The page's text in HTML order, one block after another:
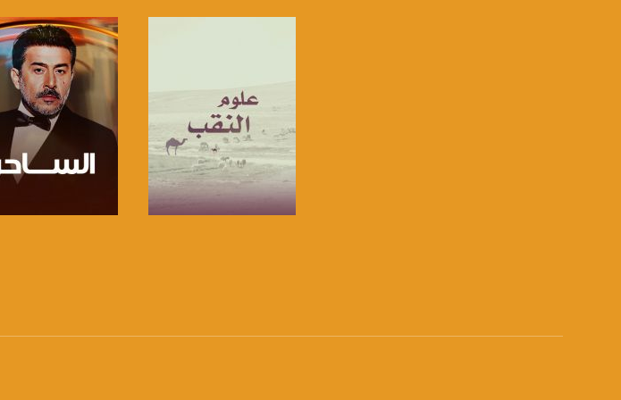
https://www.facebook.com/musawachannel
تويتر:
https://twitter.com/musawachannel
يوتيوب:
https://www.youtube.com/channel/UCwJbDUmIxc-JX8PX53ek2Zg/feed